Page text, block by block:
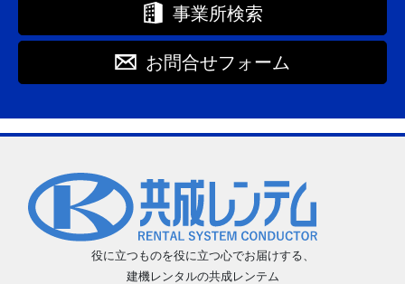
事業所検索
お問合せフォーム
役に立つものを役に立つ心でお届けする、
建機レンタルの共成レンテム